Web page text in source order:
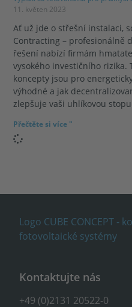
11. květen 2023
Ať už jde o střešní instalaci,
Contracting – profesionálně
řešení nabízí firmám
vysokého investičního rizika.
koncepty jsou pro
výhodné a jak
zlepšuje vaši uhlíkovou
Přečtěte si více "
Kontaktujte nás
+49 (0)2131 20522-0